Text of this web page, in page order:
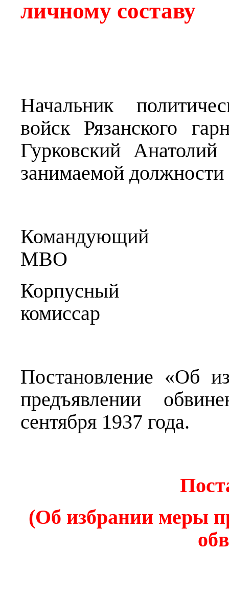
личному составу
Начальник
войск Рязанского
Гурковский
занимаемой должности
МВО
Корпусный
Постановление «Об
предъявлении
сентября 1937 года.
(Об избрании меры